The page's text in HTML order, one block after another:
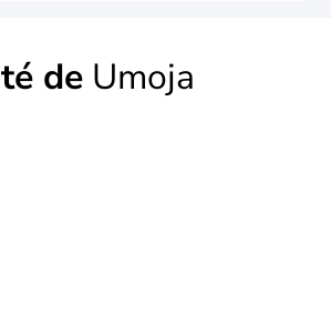
de Umoja